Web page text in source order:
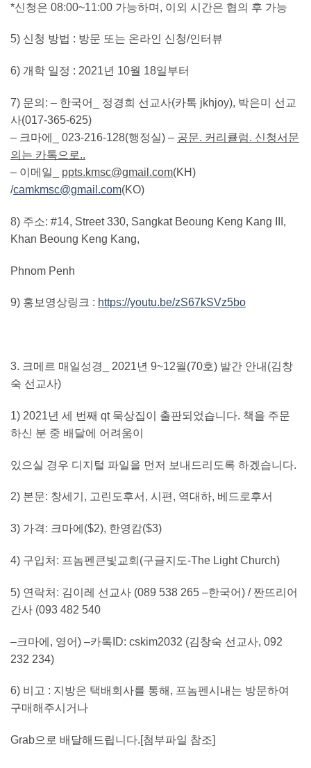
*신청은 08:00~11:00 가능하며 , 이외 시간은 협의 후 가능
5) 신청 방법 : 방문 또는 온라인 신청/인터뷰
6) 개학 일정 : 2021년 10월 18일부터
7) 문의 : – 한국어 정경희 선교사(카톡 jkhjoy), 박은미 선교
사(017-365-625)
– 크마에 _ 023-216-128(행정실) – 공문. 커리큘럼. 신청서문
의는 카톡으로..
– 이메일 ppts.kmsc@gmail.com(KH)
/camkmsc@gmail.com(KO)
8) 주소: #14, Street 330, Sangkat Beoung Keng Kang III,
Khan Beoung Keng Kang,
Phnom Penh
9) 홍보영상링크 : https://youtu.be/zS67kSVz5bo
3. 크메르 매일성경 _ 2021년 9~12월(70호) 발간 안내 (김창
숙 선교사)
1) 2021년 세 번째 qt 묵상집이 출판되었습니다. 책을 주문
하신 분 중 배달에 어려움이
있으실 경우 디지털 파일을 먼저 보내드리도록 하겠습니다.
2) 본문: 창세기 , 고린도후서 , 시편 , 역대하, 베드로후서
3) 가격: 크마에 ($2), 한영캄($3)
4) 구입처 : 프놈펜큰빛교회 (구글지도-The Light Church)
5) 연락처 : 김이레 선교사 (089 538 265 –한국어) / 짠뜨리어
간사 (093 482 540
–크마에 , 영어) –카톡 ID: cskim2032 (김창숙 선교사, 092
232 234)
6) 비고 : 지방은 택배회사를 통해 , 프놈펜시내는 방문하여
구매해주시거나
Grab으로 배달해드립니다.[첨부파일 참조]